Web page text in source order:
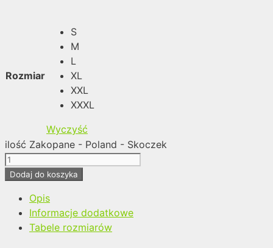
Rozmiar
S
M
L
XL
XXL
XXXL
Wyczyść
ilość Zakopane - Poland - Skoczek
Dodaj do koszyka
Opis
Informacje dodatkowe
Tabele rozmiarów